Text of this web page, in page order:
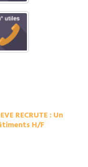
RECRUTE : Un
H/F